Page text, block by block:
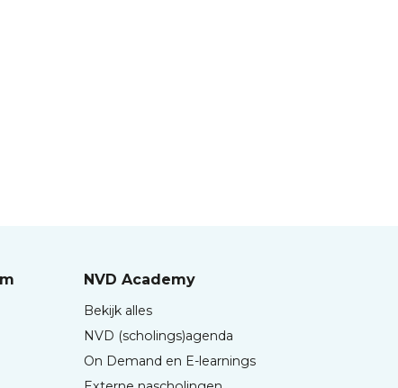
NVD Academy
Bekijk alles
NVD (scholings)agenda
On Demand en E-learnings